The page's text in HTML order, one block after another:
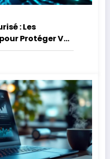
: Les
Protéger Vos